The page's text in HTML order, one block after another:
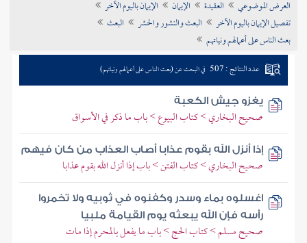
تراجم الأعلام
العرض الموضوعي العقيدة الإيمان
الإيمان باليوم الآخر
تفصيل الإيمان باليوم الآخر
البعث والنشور والحشر
البعث
بعث الناس على أعمالهم ونياتهم
عدد النتائج : 507 في البحث عن (بعث الناس على أعمالهم ونياتهم)
يغزو جيش الكعبة
صحيح البخاري > كتاب البيوع > باب ما ذكر في الأسواق
إذا أنزل الله بقوم عذابا أصاب العذاب من كان فيهم
صحيح البخاري > كتاب الفتن > باب إذا أنزل الله بقوم عذابا
اغسلوه بماء وسدر وكفنوه في ثوبيه ولا تخمروا
رأسه فإن الله يبعثه يوم القيامة ملبيا
صحيح مسلم > كتاب الحج > باب ما يفعل بالمحرم إذا مات